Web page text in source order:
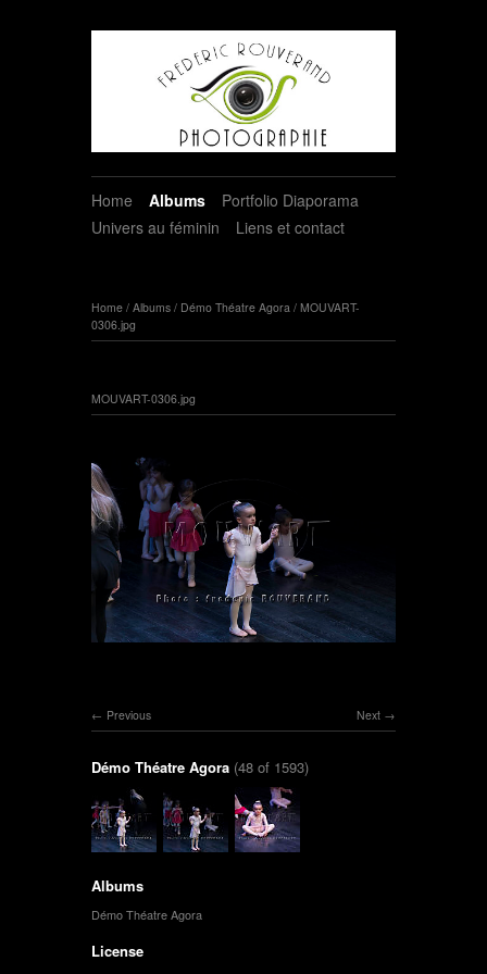
Home Albums
Portfolio Diaporama
Univers au féminin
Liens et contact
Home / Albums / Démo Théatre Agora / MOUVART-
0306.jpg
MOUVART-0306.jpg
Next
Previous
Démo Théatre Agora (48 of 1593)
Albums
Démo Théatre Agora
License